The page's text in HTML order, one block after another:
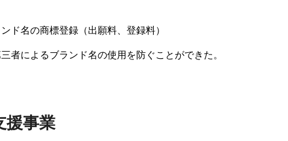
ド名の商標登録（出願料、登録料）
者によるブランド名の使用を防ぐことができた。
援事業